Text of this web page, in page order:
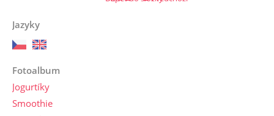
Jazyky
Fotoalbum
Jogurtíky
Smoothie